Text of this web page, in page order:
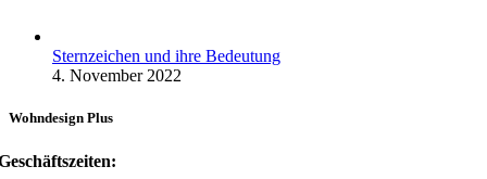
Sternzeichen und ihre Bedeutung
4. November 2022
Wohndesign Plus